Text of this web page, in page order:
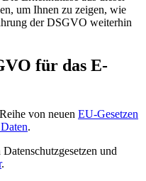
um Ihnen zu zeigen, wie
der DSGVO weiterhin
für das E-
von neuen EU-Gesetzen
.
und
.